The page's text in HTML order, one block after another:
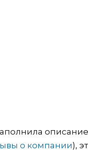
описание
о компании),